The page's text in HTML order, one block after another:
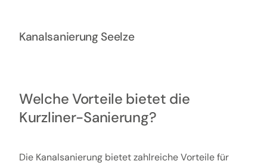
Kanalsanierung Seelze
Welche Vorteile bietet die
Kurzliner-Sanierung?
Die Kanalsanierung bietet zahlreiche Vorteile für